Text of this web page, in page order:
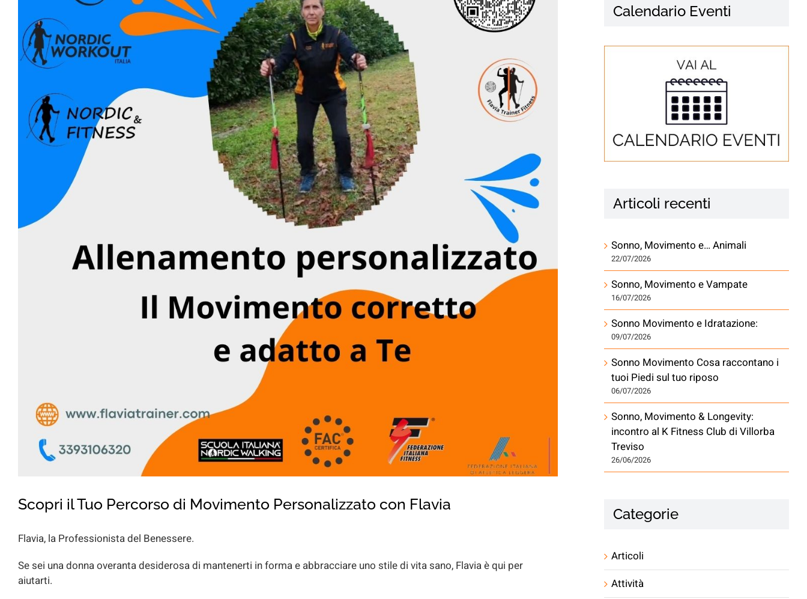
Scopri il Tuo Percorso di Movimento Personalizzato con Flavia
Flavia, la Professionista del Benessere.
Se sei una donna overanta desiderosa di mantenerti in forma e abbracciare uno stile di vita sano, Flavia è qui per
aiutarti.
Calendario Eventi
Articoli recenti
Sonno, Movimento e… Animali
22/07/2026
Sonno, Movimento e Vampate
16/07/2026
Sonno Movimento e Idratazione:
09/07/2026
Sonno Movimento Cosa raccontano i
tuoi Piedi sul tuo riposo
06/07/2026
Sonno, Movimento & Longevity:
incontro al K Fitness Club di Villorba
Treviso
26/06/2026
Categorie
Articoli
Attività